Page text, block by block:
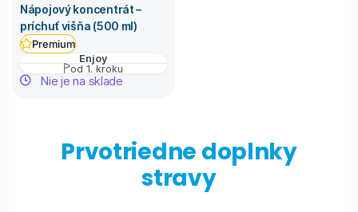
Nápojový koncentrát –
príchuť višňa (500 ml)
Premium
Enjoy
od 1. kroku
Nie je na sklade
Prvotriedne doplnky
stravy